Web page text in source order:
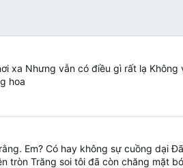
xa Nhưng vẫn có điều gì rất lạ
hoa
Em? Có hay không sự cuồng dại
tròn Trăng soi tôi đã còn chăng mặt